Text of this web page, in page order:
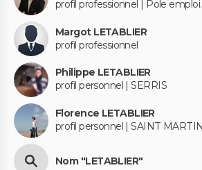
profil professionnel | Pole
Margot LETABLIER
profil professionnel
Philippe LETABLIER
profil personnel | SERRIS
Florence LETABLIER
profil personnel | SAINT
Nom "LETABLIER"